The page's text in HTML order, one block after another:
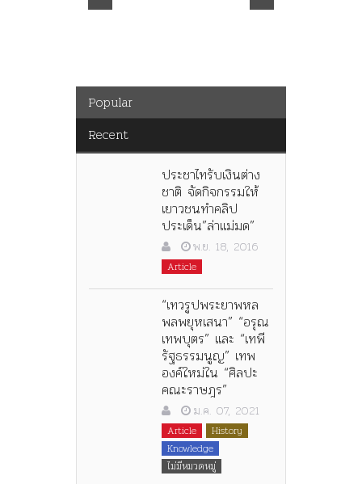
ต่อในหลวงสามรัชกาล ร่วม
Popular
Recent
ประชาไทรับเงินต่าง
ชาติ จัดกิจกรรมให้
เยาวชนทำคลิป
ประเด็น”ล่าแม่มด”
พ.ย. 18, 2016
Article
“เทวรูปพระยาพหล
พลพยุหเสนา” “อรุณ
เทพบุตร” และ “เทพี
รัฐธรรมนูญ” เทพ
องค์ใหม่ใน “ศิลปะ
คณะราษฎร”
ม.ค. 07, 2021
Article
History
Knowledge
ไม่มีหมวดหมู่